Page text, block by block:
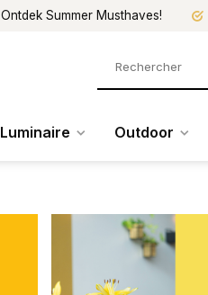
Ontdek Summer Musthaves!
Luminaire Outdoor